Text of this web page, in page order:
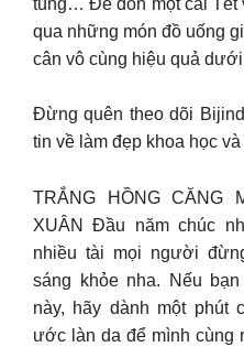
qua những món đồ uống
cân vô cùng hiệu quả
Đừng quên theo dõi
tin về làm đẹp khoa học
TRẮNG HỒNG CĂNG
XUÂN Đầu năm chúc
nhiều tài mọi người
sáng khỏe nha. Nếu
này, hãy dành một phút
ước làn da để mình cùng